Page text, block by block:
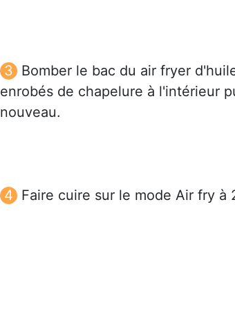
Bomber le bac du air fryer
enrobés de chapelure à l'intérieur
nouveau.
Faire cuire sur le mode Air fry à